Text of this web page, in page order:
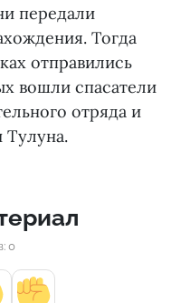
передали
Тогда
отправились
вошли спасатели
отряда и
Тулуна.
0